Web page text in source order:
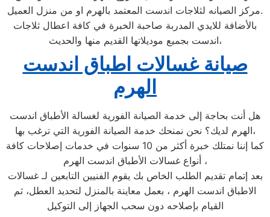
مركز الصيانه لثلاجات اندست المعتمد بالهرم او من منزل العميل.
بالأضافة للايدي المدربة صاحبة الخبرة في كافة اعطال ثلاجات
اندست بجميع موديلاتها القديم منها والحديث،
صيانة غسالات اطباق اندست
الهرم
هل أنت بحاجة إلى خدمة الصيانة الفورية لغسالة الأطباق اندست
الهرم لديك؟ نحن نمنحك خدمة الصيانة الفورية التي ترغب بها،
كما إننا نمتلك خبرة أكثر من 10 سنوات في خدمات إصلاحات كافة
أنواع غسالات الأطباق اندست الهرم ،
بعد إتمام تقديم الطلب الخاص بك يقوم الفنيين التابعين لـ غسالات
الاطباق اندست الهرم ، بعمل معاينة بالمنزل لتحديد العطل، ثم
القيام بإصلاحه دون سحب الجهاز إلى التوكيل